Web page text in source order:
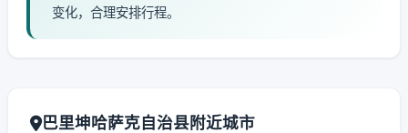
变化，合理安排行程。
巴里坤哈萨克自治县附近城市